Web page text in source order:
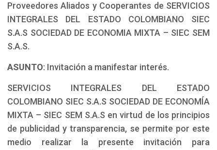
Proveedores Aliados y Cooperantes de SERVICIOS
INTEGRALES DEL ESTADO COLOMBIANO SIEC
S.A.S SOCIEDAD DE ECONOMIA MIXTA – SIEC SEM
S.A.S.
ASUNTO: Invitación a manifestar interés.
SERVICIOS INTEGRALES DEL ESTADO
COLOMBIANO SIEC S.A.S SOCIEDAD DE ECONOMÍA
MIXTA – SIEC SEM S.A.S en virtud de los principios
de publicidad y transparencia, se permite por este
medio realizar la presente invitación para